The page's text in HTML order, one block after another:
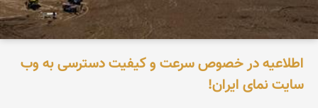
اطلاعیه در خصوص سرعت و کیفیت دسترسی به وب
سایت نمای ایران!